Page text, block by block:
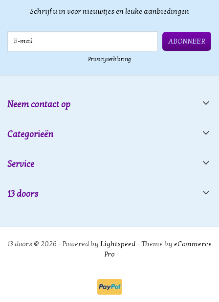
Schrijf u in voor nieuwtjes en leuke aanbiedingen
ABONNEER
Privacyverklaring
Neem contact op
Categorieën
Service
13 doors
13 doors © 2026 - Powered by Lightspeed- Theme by eCommerce
Pro